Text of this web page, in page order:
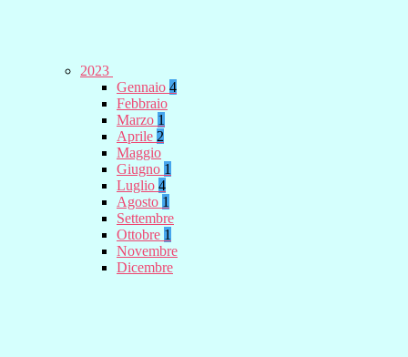
2023
Gennaio 4
Febbraio
Marzo 1
Aprile 2
Maggio
Giugno 1
Luglio 4
Agosto 1
Settembre
Ottobre 1
Novembre
Dicembre